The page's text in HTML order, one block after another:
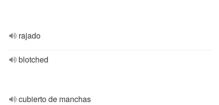
rajado
blotched
cubierto de manchas